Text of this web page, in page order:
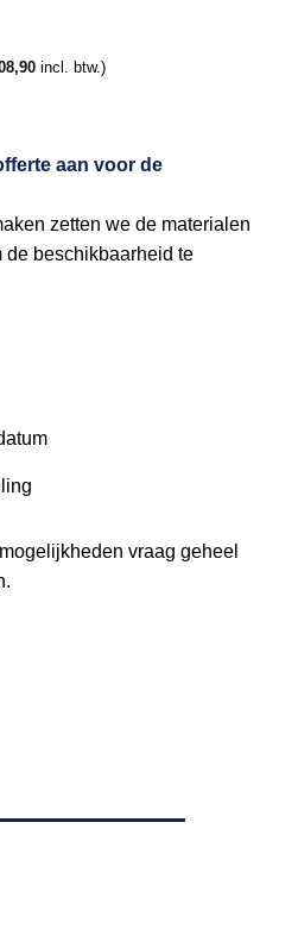
incl. btw.)
aan voor de
zetten we de materialen
beschikbaarheid te
vraag geheel